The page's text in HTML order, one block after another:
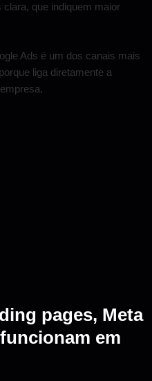
que indiquem maior
Ads é um dos canais mais
liga diretamente a
pages, Meta
em